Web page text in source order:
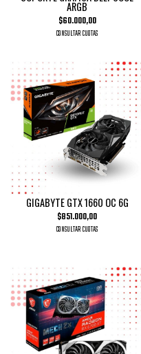
ARGB
$60.000,00
CONSULTAR CUOTAS
GIGABYTE GTX 1660 OC 6G
$851.000,00
CONSULTAR CUOTAS